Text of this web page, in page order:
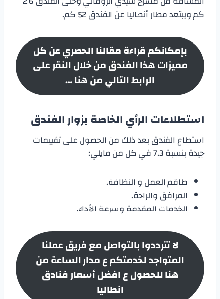
كم ويبتعد مطار أنطاليا عن الفندق 52 كم.
بإمكانكم قراءة مقالنا الحصري عن كل
مميزات هذا الفندق من خلال النقر على
الرابط التالي من هنا …
استطلاعات الرأي الخاصة بزوار الفندق
استطاع الفندق بعد ذلك من الحصول على تقييمات
جيدة بنسبة 7.3 في كل من مايلي:
طاقم العمل و النظافة.
المرافق والراحة.
الخدمات المقدمة وسرعة الأداء.
لا تترددوا بالتواصل مع فريق عملنا
المتواجد لخدمتكم ع مدار الساعة من
هنا للحصول ع افضل أسعارفنادق
انطاليا